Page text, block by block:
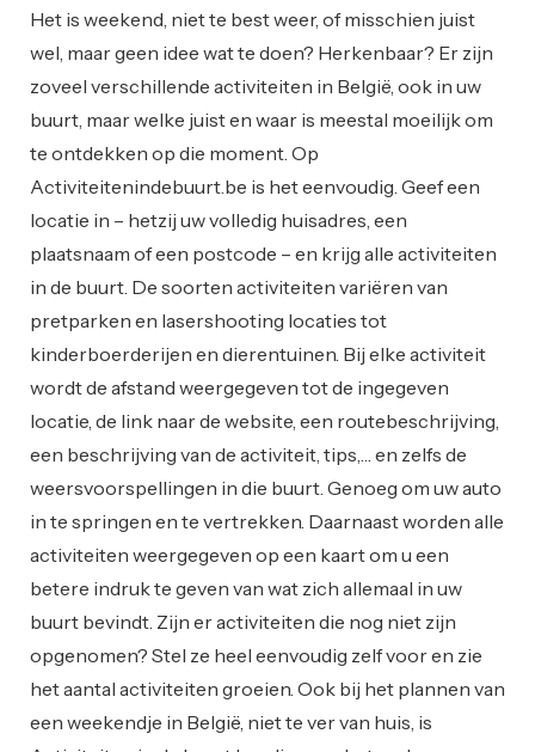
Het is weekend, niet te best weer, of misschien juist
wel, maar geen idee wat te doen? Herkenbaar? Er zijn
zoveel verschillende activiteiten in België, ook in uw
buurt, maar welke juist en waar is meestal moeilijk om
te ontdekken op die moment. Op
Activiteitenindebuurt.be is het eenvoudig. Geef een
locatie in – hetzij uw volledig huisadres, een
plaatsnaam of een postcode – en krijg alle activiteiten
in de buurt. De soorten activiteiten variëren van
pretparken en lasershooting locaties tot
kinderboerderijen en dierentuinen. Bij elke activiteit
wordt de afstand weergegeven tot de ingegeven
locatie, de link naar de website, een routebeschrijving,
een beschrijving van de activiteit, tips,… en zelfs de
weersvoorspellingen in die buurt. Genoeg om uw auto
in te springen en te vertrekken. Daarnaast worden alle
activiteiten weergegeven op een kaart om u een
betere indruk te geven van wat zich allemaal in uw
buurt bevindt. Zijn er activiteiten die nog niet zijn
opgenomen? Stel ze heel eenvoudig zelf voor en zie
het aantal activiteiten groeien. Ook bij het plannen van
een weekendje in België, niet te ver van huis, is